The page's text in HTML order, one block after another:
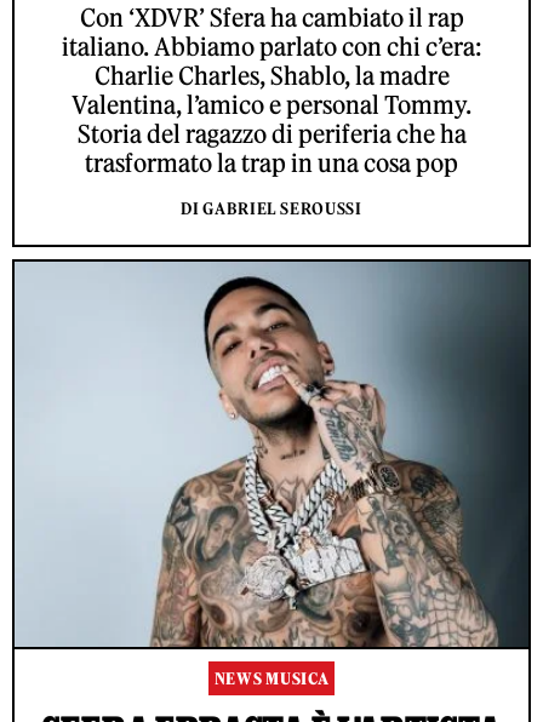
Con ‘XDVR’ Sfera ha cambiato il rap
italiano. Abbiamo parlato con chi c’era:
Charlie Charles, Shablo, la madre
Valentina, l’amico e personal Tommy.
Storia del ragazzo di periferia che ha
trasformato la trap in una cosa pop
DI GABRIEL SEROUSSI
NEWS MUSICA